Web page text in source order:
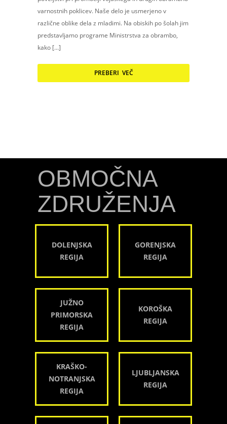
varnostnih poklicev. Naše delo je usmerjeno v
različne oblike dela z mladimi. Na obiskih po šolah jim
predstavljamo programe Ministrstva za obrambo,
kako […]
PREBERI VEČ
OBMOČNA
ZDRUŽENJA
DOLENJSKA
REGIJA
GORENJSKA
REGIJA
JUŽNO
PRIMORSKA
REGIJA
KOROŠKA
REGIJA
KRAŠKO-
NOTRANJSKA
REGIJA
LJUBLJANSKA
REGIJA